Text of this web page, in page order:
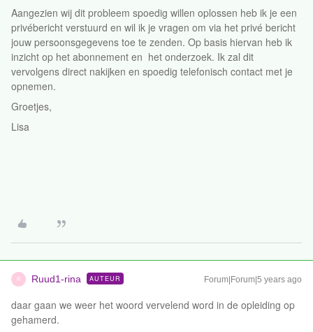
Aangezien wij dit probleem spoedig willen oplossen heb ik je een
privébericht verstuurd en wil ik je vragen om via het privé bericht
jouw persoonsgegevens toe te zenden. Op basis hiervan heb ik
inzicht op het abonnement en het onderzoek. Ik zal dit
vervolgens direct nakijken en spoedig telefonisch contact met je
opnemen.
Groetjes,
Lisa
R Ruud1-rina AUTEUR Forum|Forum|5 years ago
daar gaan we weer het woord vervelend word in de opleiding op
gehamerd.